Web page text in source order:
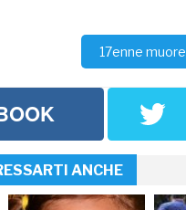
17enne muore
ANCHE